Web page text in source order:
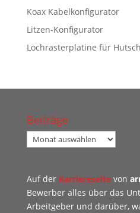
Koax Kabelkonfigurator
Litzen-Konfigurator
Lochrasterplatine für
Beiträge
Beiträge
Auf der Karriereseitevon
Bewerber alles über das
Arbeitgeber und darüber,